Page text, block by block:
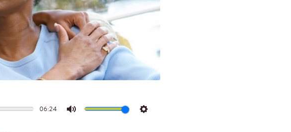
06:24
Mute Settings